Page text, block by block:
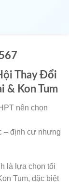
Thay Đổi
& Kon Tum
nên chọn
– định cư nhưng
là lựa chọn tối
Tum, đặc biệt